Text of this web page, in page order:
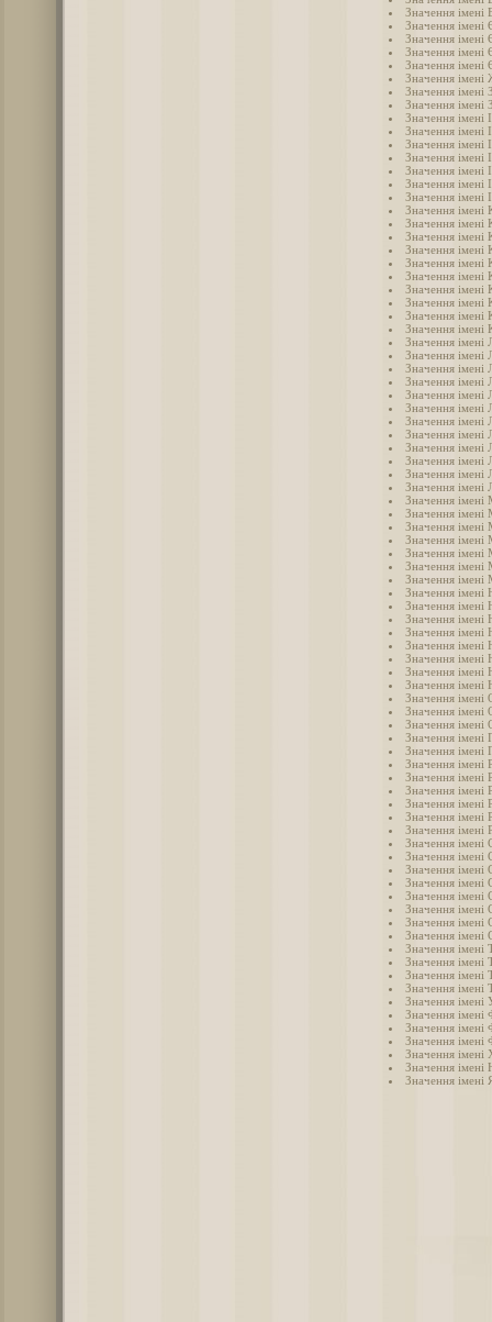
Значення імені
Значення імені
Значення імені
Значення імені
Значення імені
Значення імені
Значення імені
Значення імені
Значення імені
Значення імені
Значення імені
Значення імені
Значення імені
Значення імені
Значення імені
Значення імені
Значення імені
Значення імені
Значення імені
Значення імені
Значення імені
Значення імені
Значення імені
Значення імені
Значення імені
Значення імені
Значення імені
Значення імені
Значення імені
Значення імені
Значення імені
Значення імені
Значення імені
Значення імені
Значення імені
Значення імені
Значення імені
Значення імені
Значення імені
Значення імені
Значення імені
Значення імені
Значення імені
Значення імені
Значення імені
Значення імені
Значення імені
Значення імені
Значення імені
Значення імені
Значення імені
Значення імені
Значення імені
Значення імені
Значення імені
Значення імені
Значення імені
Значення імені
Значення імені
Значення імені
Значення імені
Значення імені
Значення імені
Значення імені
Значення імені
Значення імені
Значення імені
Значення імені
Значення імені
Значення імені
Значення імені
Значення імені
Значення імені
Значення імені
Значення імені
Значення імені
Значення імені
Значення імені
Значення імені
Значення імені
Значення імені
Значення імені